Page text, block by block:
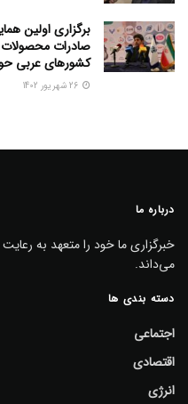
برگزاری اولین
صادرات
کشورهای عربی
درباره ما
خبرگزاری ما خود را متعهد به
می‌داند.
دسته بندی ها
اجتماعی
اقتصادی
انرژی